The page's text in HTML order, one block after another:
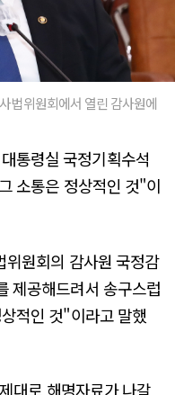
법위원회에서 열린 감사원에
통령실 국정기획수석
소통은 정상적인 것"이
위원회의 감사원 국정감
제공해드려서 송구스럽
적인 것"이라고 말했
대로 해명자료가 나갈